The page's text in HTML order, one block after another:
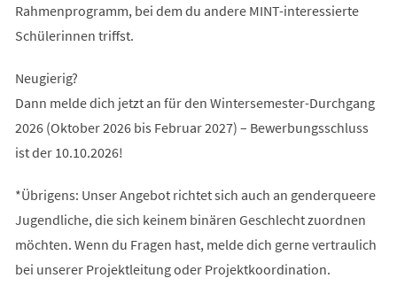
Rahmenprogramm, bei dem du andere MINT-interessierte
Schülerinnen triffst.
Neugierig?
Dann melde dich jetzt an für den Wintersemester-Durchgang
2026 (Oktober 2026 bis Februar 2027) – Bewerbungsschluss
ist der 10.10.2026!
*Übrigens: Unser Angebot richtet sich auch an genderqueere
Jugendliche, die sich keinem binären Geschlecht zuordnen
möchten. Wenn du Fragen hast, melde dich gerne vertraulich
bei unserer Projektleitung oder Projektkoordination.